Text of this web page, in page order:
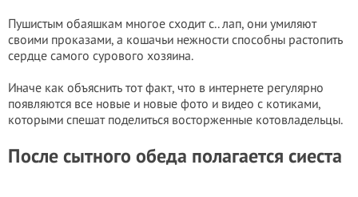
Пушистым обаяшкам многое сходит с.. лап, они умиляют
своими проказами, а кошачьи нежности способны растопить
сердце самого сурового хозяина.
Иначе как объяснить тот факт, что в интернете регулярно
появляются все новые и новые фото и видео с котиками,
которыми спешат поделиться восторженные котовладельцы.
После сытного обеда полагается сиеста